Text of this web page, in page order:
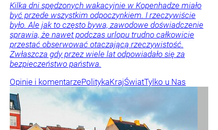
Kilka dni spędzonych wakacyjnie w Kopenhadze miało
być przede wszystkim odpoczynkiem. I rzeczywiście
było. Ale jak to często bywa, zawodowe doświadczenie
sprawia, że nawet podczas urlopu trudno całkowicie
przestać obserwować otaczającą rzeczywistość.
Zwłaszcza gdy przez wiele lat odpowiadało się za
bezpieczeństwo państwa.
Opinie i komentarzePolitykaKrajŚwiatTylko u Nas